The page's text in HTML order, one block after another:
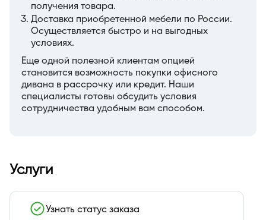
получения товара.
Доставка приобретенной мебели по России.
Осуществляется быстро и на выгодных
условиях.
Еще одной полезной клиентам опцией
становится возможность покупки офисного
дивана в рассрочку или кредит. Наши
специалисты готовы обсудить условия
сотрудничества удобным вам способом.
Услуги
Узнать статус заказа